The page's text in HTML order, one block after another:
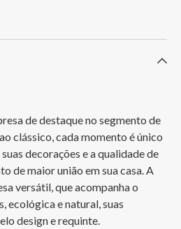
de destaque no segmento de
clássico, cada momento é único
decorações e a qualidade de
de maior união em sua casa. A
versátil, que acompanha o
ecológica e natural, suas
design e requinte.